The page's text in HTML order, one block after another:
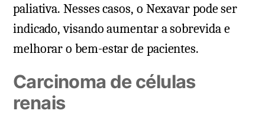
paliativa. Nesses casos, o Nexavar pode ser
indicado, visando aumentar a sobrevida e
melhorar o bem-estar de pacientes.
Carcinoma de células
renais